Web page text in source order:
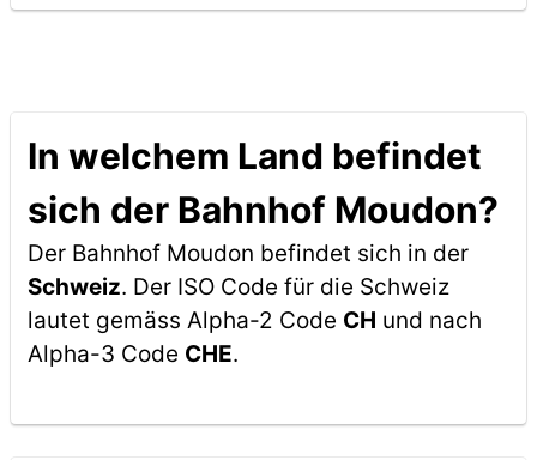
In welchem Land befindet
sich der Bahnhof Moudon?
Der Bahnhof Moudon befindet sich in der
Schweiz. Der ISO Code für die Schweiz
lautet gemäss Alpha-2 Code CH und nach
Alpha-3 Code CHE.